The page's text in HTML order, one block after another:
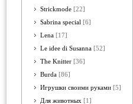
Strickmode [22]
Sabrina special [6]
Lena [17]
Le idee di Susanna [52]
The Knitter [36]
Burda [86]
Игрушки своими руками [5]
Для животных [1]